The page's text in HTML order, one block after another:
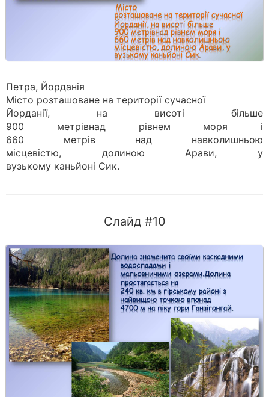
Петра, Йорданія
Місто розташоване на території сучасної
Йорданії, на висоті більше
900 метрівнад рівнем моря і
660 метрів над навколишньою
місцевістю, долиною Арави, у
вузькому каньйоні Сик.
Слайд #10